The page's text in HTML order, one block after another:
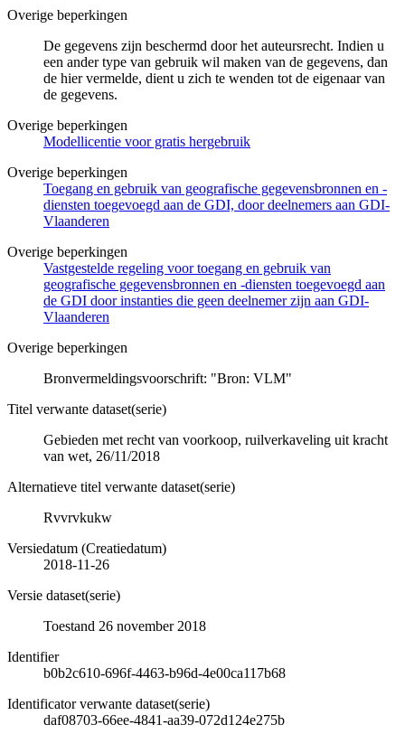
Overige beperkingen
De gegevens zijn beschermd door het auteursrecht. Indien u
een ander type van gebruik wil maken van de gegevens, dan
de hier vermelde, dient u zich te wenden tot de eigenaar van
de gegevens.
Overige beperkingen
Modellicentie voor gratis hergebruik
Overige beperkingen
Toegang en gebruik van geografische gegevensbronnen en -
diensten toegevoegd aan de GDI, door deelnemers aan GDI-
Vlaanderen
Overige beperkingen
Vastgestelde regeling voor toegang en gebruik van
geografische gegevensbronnen en -diensten toegevoegd aan
de GDI door instanties die geen deelnemer zijn aan GDI-
Vlaanderen
Overige beperkingen
Bronvermeldingsvoorschrift: "Bron: VLM"
Titel verwante dataset(serie)
Gebieden met recht van voorkoop, ruilverkaveling uit kracht
van wet, 26/11/2018
Alternatieve titel verwante dataset(serie)
Rvvrvkukw
Versiedatum (Creatiedatum)
2018-11-26
Versie dataset(serie)
Toestand 26 november 2018
Identifier
b0b2c610-696f-4463-b96d-4e00ca117b68
Identificator verwante dataset(serie)
daf08703-66ee-4841-aa39-072d124e275b